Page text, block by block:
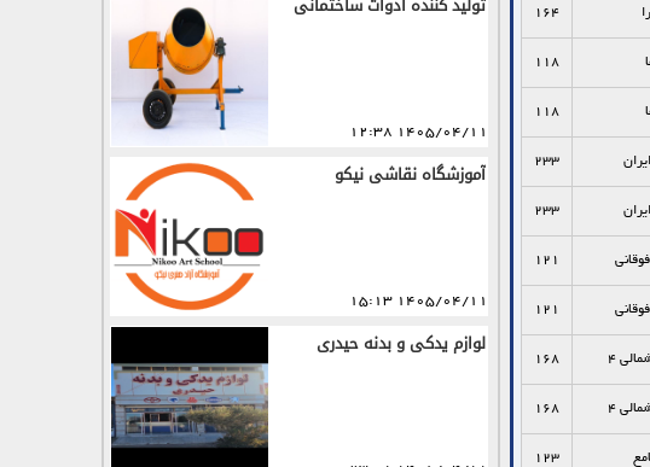
164
118
118
233
233
121
121
4
168
4
168
123
1405/04/11 12:38
آموزشگاه نقاشی نیکو
1405/04/11 15:13
لوازم یدکی و بدنه حیدری